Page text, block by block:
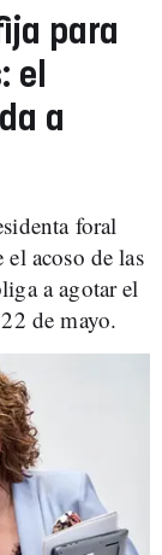
para
el
a
foral
acoso de las
a agotar el
de mayo.